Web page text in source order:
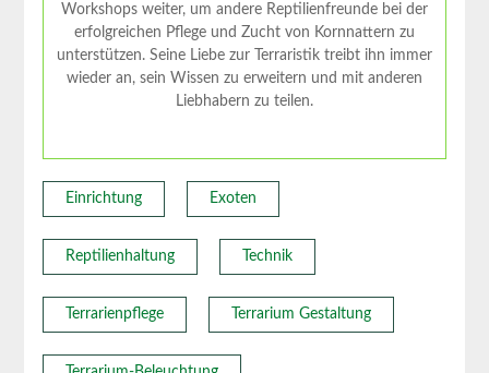
Workshops weiter, um andere Reptilienfreunde bei der
erfolgreichen Pflege und Zucht von Kornnattern zu
unterstützen. Seine Liebe zur Terraristik treibt ihn immer
wieder an, sein Wissen zu erweitern und mit anderen
Liebhabern zu teilen.
Einrichtung Exoten
Reptilienhaltung Technik
Terrarienpflege Terrarium Gestaltung